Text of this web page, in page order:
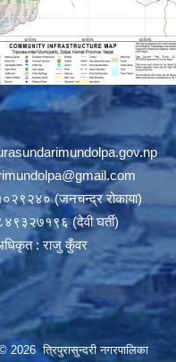
(जनचन्द्र रोकाया)
(देवी घर्ती)
: राजु कुँवर
2026 त्रिपुरासुन्दरी नगरपालिका